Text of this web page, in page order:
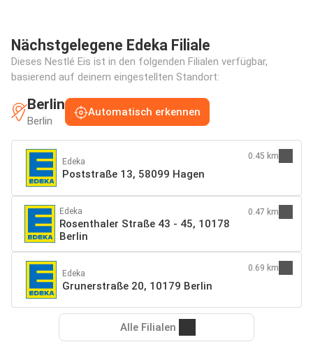
Nächstgelegene Edeka Filiale
Dieses Nestlé Eis ist in den folgenden Filialen verfügbar,
basierend auf deinem eingestellten Standort:
Berlin
Berlin
Automatisch erkennen
Edeka
Poststraße 13, 58099 Hagen
0.45 km
Edeka
Rosenthaler Straße 43 - 45, 10178
Berlin
0.47 km
Edeka
Grunerstraße 20, 10179 Berlin
0.69 km
Alle Filialen